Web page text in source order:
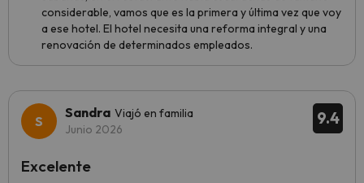
considerable, vamos que es la primera y última vez que voy
a ese hotel. El hotel necesita una reforma integral y una
renovación de determinados empleados.
9.4
Sandra Viajó en familia
Junio 2026
Excelente